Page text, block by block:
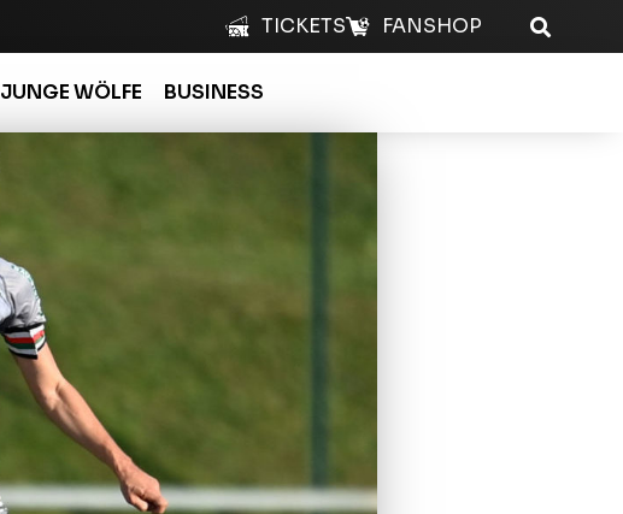
TICKETS FANSHOP
JUNGE WÖLFE BUSINESS